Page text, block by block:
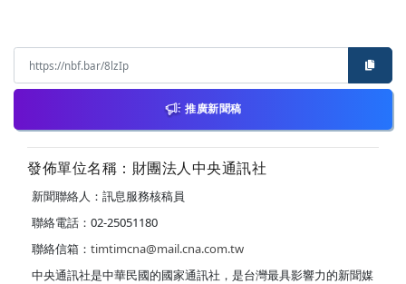
推廣新聞稿
發佈單位名稱：財團法人中央通訊社
新聞聯絡人：訊息服務核稿員
聯絡電話：02-25051180
聯絡信箱： timtimcna@mail.cna.com.tw
中央通訊社是中華民國的國家通訊社，是台灣最具影響力的新聞媒